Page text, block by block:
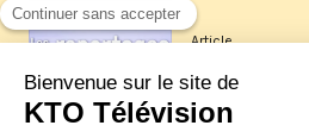
Article
Les